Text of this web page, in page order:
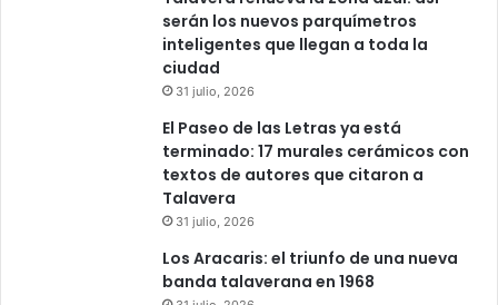
serán los nuevos parquímetros
inteligentes que llegan a toda la
ciudad
31 julio, 2026
El Paseo de las Letras ya está
terminado: 17 murales cerámicos con
textos de autores que citaron a
Talavera
31 julio, 2026
Los Aracaris: el triunfo de una nueva
banda talaverana en 1968